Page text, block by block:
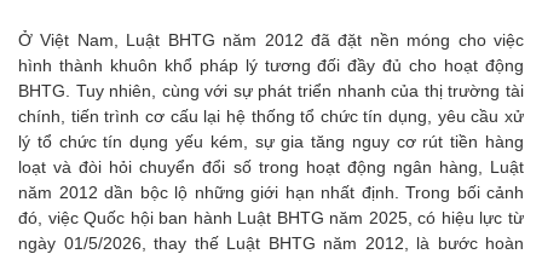
Ở Việt Nam, Luật BHTG năm 2012 đã đặt nền móng cho việc
hình thành khuôn khổ pháp lý tương đối đầy đủ cho hoạt động
BHTG. Tuy nhiên, cùng với sự phát triển nhanh của thị trường tài
chính, tiến trình cơ cấu lại hệ thống tổ chức tín dụng, yêu cầu xử
lý tổ chức tín dụng yếu kém, sự gia tăng nguy cơ rút tiền hàng
loạt và đòi hỏi chuyển đổi số trong hoạt động ngân hàng, Luật
năm 2012 dần bộc lộ những giới hạn nhất định. Trong bối cảnh
đó, việc Quốc hội ban hành Luật BHTG năm 2025, có hiệu lực từ
ngày 01/5/2026, thay thế Luật BHTG năm 2012, là bước hoàn